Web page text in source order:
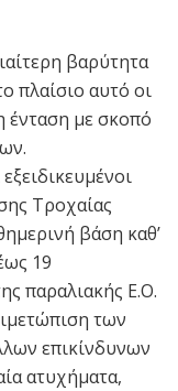
βαρύτητα
πλαίσιο αυτό οι
ένταση με σκοπό
Τροχαίας
βάση καθ’
19
παραλιακής Ε.Ο.
των
επικίνδυνων
ατυχήματα,